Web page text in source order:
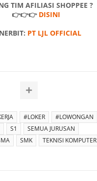
TIM AFILIASI SHOPPEE ?
👉👉👉 DISINI
PT LJL OFFICIAL
#LOKER #LOWONGAN
S1
SEMUA JURUSAN
SMK TEKNISI KOMPUTER